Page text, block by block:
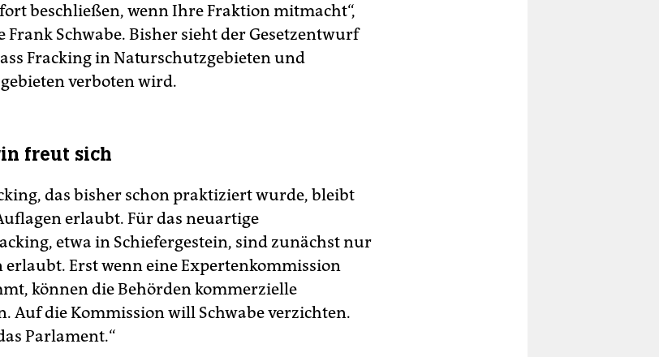
beschließen, wenn Ihre Fraktion mitmacht“,
Frank Schwabe. Bisher sieht der Gesetzentwurf
Fracking in Naturschutzgebieten und
verboten wird.
freut sich
das bisher schon praktiziert wurde, bleibt
erlaubt. Für das neuartige
etwa in Schiefergestein, sind zunächst nur
Erst wenn eine Expertenkommission
können die Behörden kommerzielle
Auf die Kommission will Schwabe verzichten.
Parlament.“